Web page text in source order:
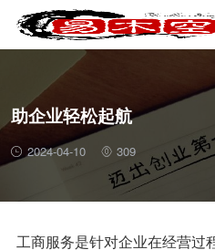
资质许可
助企业轻松起航
2024-04-10 309
工商服务是针对企业在经营过